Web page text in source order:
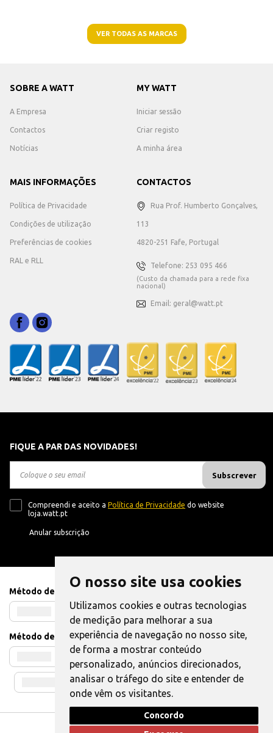
O nosso site usa cookies
Utilizamos cookies e outras tecnologias
de medição para melhorar a sua
experiência de navegação no nosso site,
de forma a mostrar conteúdo
personalizado, anúncios direcionados,
analisar o tráfego do site e entender de
onde vêm os visitantes.
Concordo
VER TODAS AS MARCAS
SOBRE A WATT
A Empresa
Contactos
Notícias
MY WATT
Iniciar sessão
Criar registo
A minha área
MAIS INFORMAÇÕES
Política de Privacidade
Condições de utilização
Preferências de cookies
RAL e RLL
CONTACTOS
Rua Prof. Humberto Gonçalves,
113
4820-251 Fafe, Portugal
Telefone: 253 095 466
(Custo da chamada para a rede fixa
nacional)
Email: geral@watt.pt
FIQUE A PAR DAS NOVIDADES!
Subscrever
Compreendi e aceito a Política de Privacidade do website
loja.watt.pt
Anular subscrição
Método de Pagamento
Método de Envio
Livro de Reclamações | Também pode Elogiar